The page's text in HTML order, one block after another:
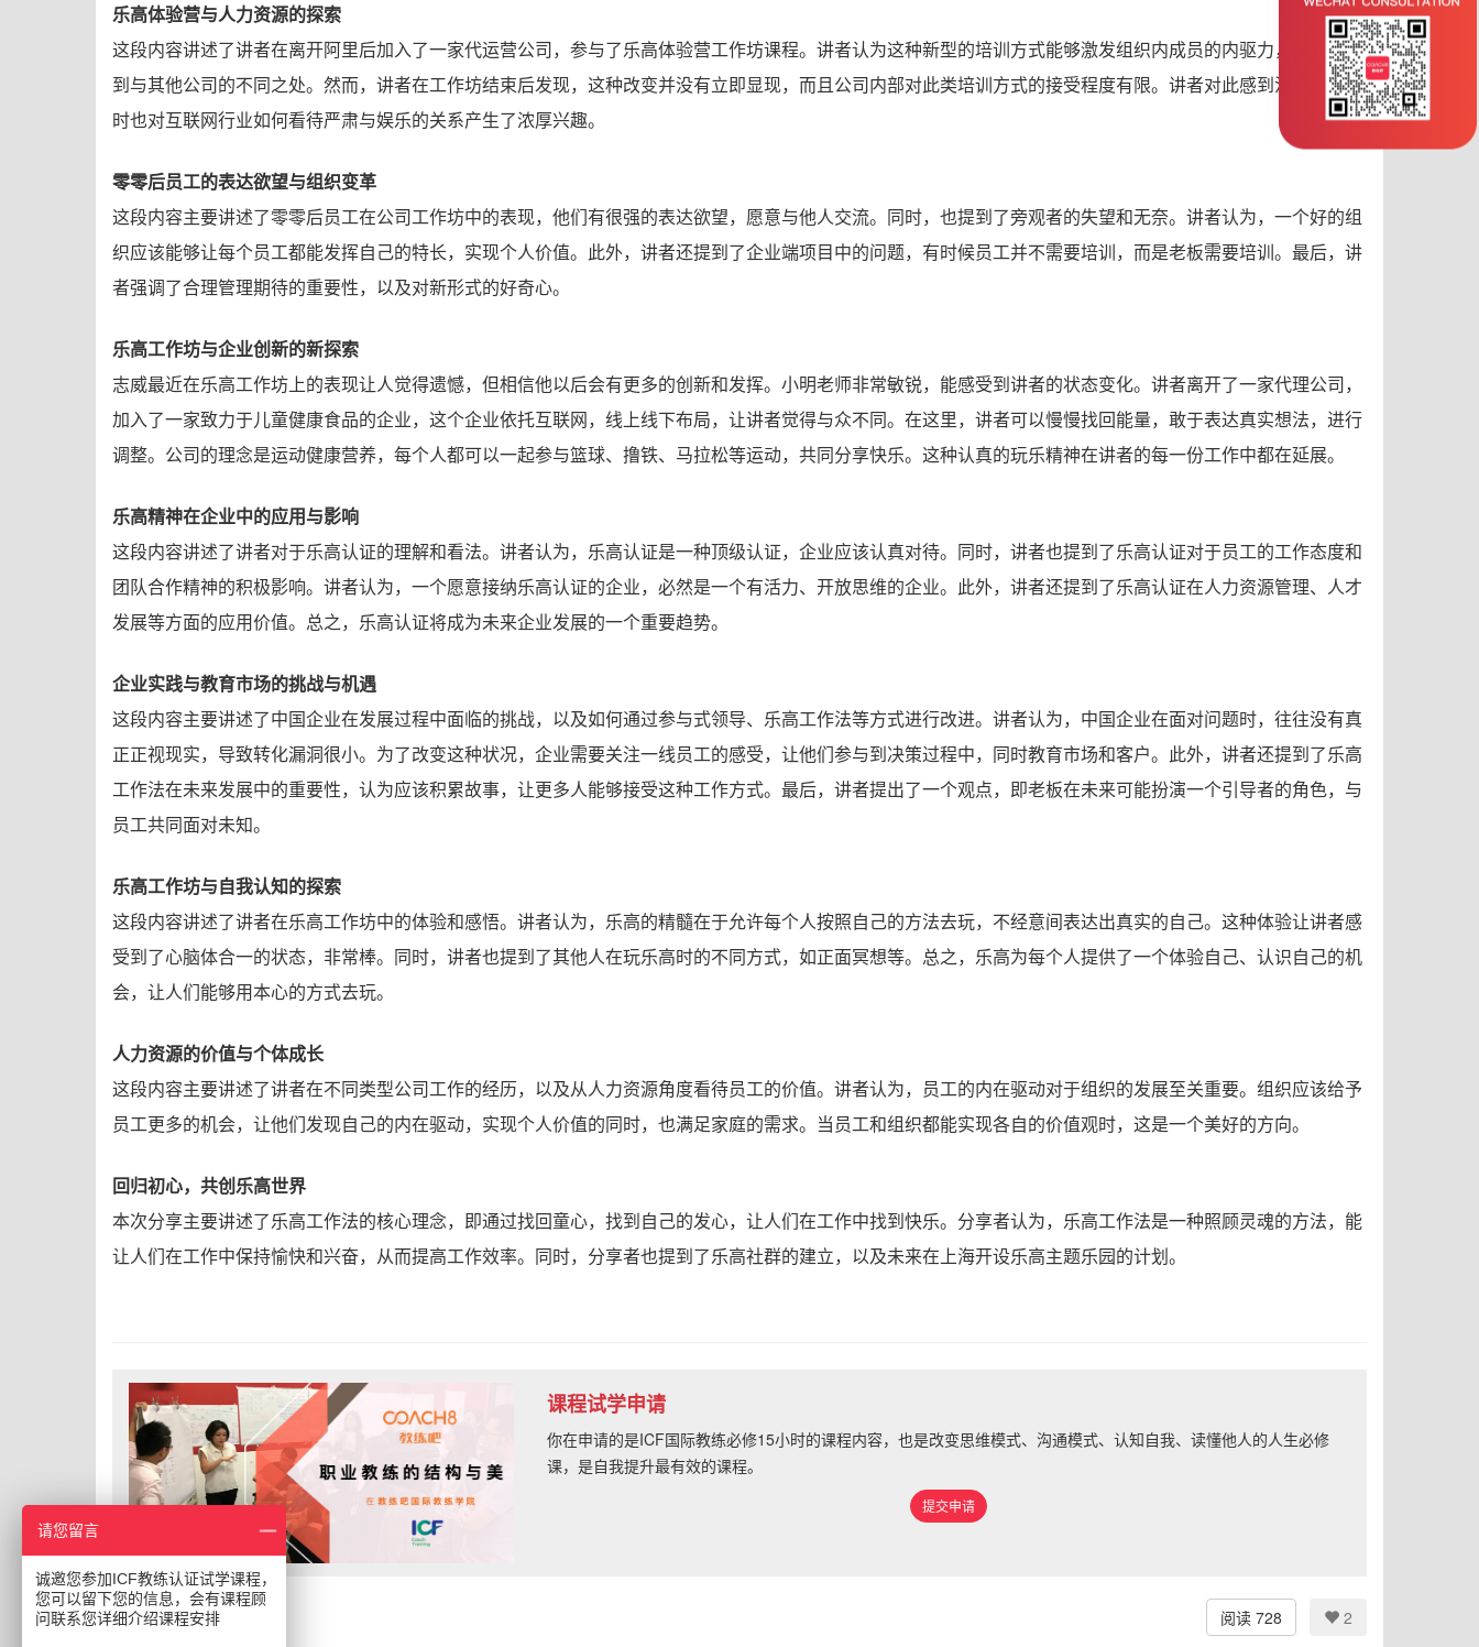
乐高体验营与人力资源的探索
这段内容讲述了讲者在离开阿里后加入了一家代运营公司，参与了乐高体验营工作坊课程。讲者认为这种新型的培训方式能够激发组织内成员的内驱力，让他们看
到与其他公司的不同之处。然而，讲者在工作坊结束后发现，这种改变并没有立即显现，而且公司内部对此类培训方式的接受程度有限。讲者对此感到沮丧，但同
时也对互联网行业如何看待严肃与娱乐的关系产生了浓厚兴趣。
零零后员工的表达欲望与组织变革
这段内容主要讲述了零零后员工在公司工作坊中的表现，他们有很强的表达欲望，愿意与他人交流。同时，也提到了旁观者的失望和无奈。讲者认为，一个好的组
织应该能够让每个员工都能发挥自己的特长，实现个人价值。此外，讲者还提到了企业端项目中的问题，有时候员工并不需要培训，而是老板需要培训。最后，讲
者强调了合理管理期待的重要性，以及对新形式的好奇心。
乐高工作坊与企业创新的新探索
志威最近在乐高工作坊上的表现让人觉得遗憾，但相信他以后会有更多的创新和发挥。小明老师非常敏锐，能感受到讲者的状态变化。讲者离开了一家代理公司，
加入了一家致力于儿童健康食品的企业，这个企业依托互联网，线上线下布局，让讲者觉得与众不同。在这里，讲者可以慢慢找回能量，敢于表达真实想法，进行
调整。公司的理念是运动健康营养，每个人都可以一起参与篮球、撸铁、马拉松等运动，共同分享快乐。这种认真的玩乐精神在讲者的每一份工作中都在延展。
乐高精神在企业中的应用与影响
这段内容讲述了讲者对于乐高认证的理解和看法。讲者认为，乐高认证是一种顶级认证，企业应该认真对待。同时，讲者也提到了乐高认证对于员工的工作态度和
团队合作精神的积极影响。讲者认为，一个愿意接纳乐高认证的企业，必然是一个有活力、开放思维的企业。此外，讲者还提到了乐高认证在人力资源管理、人才
发展等方面的应用价值。总之，乐高认证将成为未来企业发展的一个重要趋势。
企业实践与教育市场的挑战与机遇
这段内容主要讲述了中国企业在发展过程中面临的挑战，以及如何通过参与式领导、乐高工作法等方式进行改进。讲者认为，中国企业在面对问题时，往往没有真
正正视现实，导致转化漏洞很小。为了改变这种状况，企业需要关注一线员工的感受，让他们参与到决策过程中，同时教育市场和客户。此外，讲者还提到了乐高
工作法在未来发展中的重要性，认为应该积累故事，让更多人能够接受这种工作方式。最后，讲者提出了一个观点，即老板在未来可能扮演一个引导者的角色，与
员工共同面对未知。
乐高工作坊与自我认知的探索
这段内容讲述了讲者在乐高工作坊中的体验和感悟。讲者认为，乐高的精髓在于允许每个人按照自己的方法去玩，不经意间表达出真实的自己。这种体验让讲者感
受到了心脑体合一的状态，非常棒。同时，讲者也提到了其他人在玩乐高时的不同方式，如正面冥想等。总之，乐高为每个人提供了一个体验自己、认识自己的机
会，让人们能够用本心的方式去玩。
人力资源的价值与个体成长
这段内容主要讲述了讲者在不同类型公司工作的经历，以及从人力资源角度看待员工的价值。讲者认为，员工的内在驱动对于组织的发展至关重要。组织应该给予
员工更多的机会，让他们发现自己的内在驱动，实现个人价值的同时，也满足家庭的需求。当员工和组织都能实现各自的价值观时，这是一个美好的方向。
回归初心，共创乐高世界
本次分享主要讲述了乐高工作法的核心理念，即通过找回童心，找到自己的发心，让人们在工作中找到快乐。分享者认为，乐高工作法是一种照顾灵魂的方法，能
让人们在工作中保持愉快和兴奋，从而提高工作效率。同时，分享者也提到了乐高社群的建立，以及未来在上海开设乐高主题乐园的计划。
课程试学申请
你在申请的是ICF国际教练必修15小时的课程内容，也是改变思维模式、沟通模式、认知自我、读懂他人的人生必修
课，是自我提升最有效的课程。
提交申请
阅读 728 2
请您留言
诚邀您参加ICF教练认证试学课程，
您可以留下您的信息，会有课程顾
问联系您详细介绍课程安排